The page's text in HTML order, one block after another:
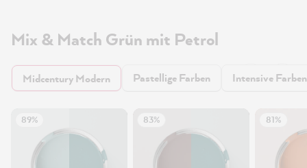
Mix & Match Grün mit Petrol
Midcentury Modern Pastellige Farben Intensive Farben
89% 83% 81%